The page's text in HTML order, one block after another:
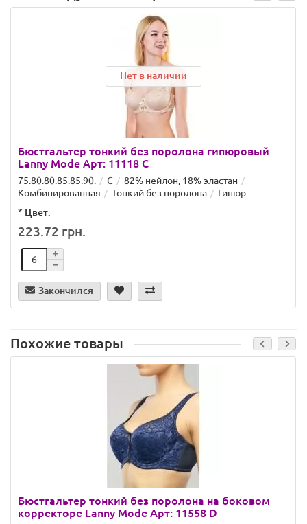
Нет в наличии
Бюстгальтер тонкий без поролона гипюровый
Lanny Mode Арт: 11118 C
75.80.80.85.85.90. C
82% нейлон, 18% эластан
Комбинированная
Тонкий без поролона
Гипюр
* Цвет:
223.72 грн.
Закончился
Похожие товары
Бюстгальтер тонкий без поролона на боковом
корректоре Lanny Mode Арт: 11558 D